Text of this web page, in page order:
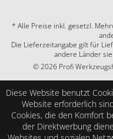
* Alle Preise inkl. gesetzl.
Die Lieferzeitangabe gilt für
andere Länder
© 2026 Profi
Diese Website benutzt
Website erforderlich
Cookies, die den Komfort
der Direktwerbung